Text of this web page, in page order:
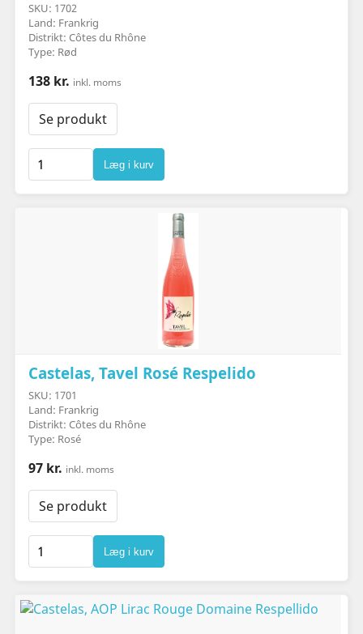
SKU: 1702
Land: Frankrig
Distrikt: Côtes du Rhône
Type: Rød
138 kr. inkl. moms
Se produkt
Læg i kurv
Castelas, Tavel Rosé Respelido
SKU: 1701
Land: Frankrig
Distrikt: Côtes du Rhône
Type: Rosé
97 kr. inkl. moms
Se produkt
Læg i kurv